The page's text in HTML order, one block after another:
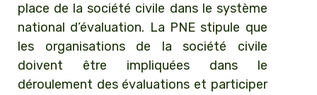
place de la société civile dans le système
national d’évaluation. La PNE stipule que
les organisations de la société civile
doivent être impliquées dans le
déroulement des évaluations et participer